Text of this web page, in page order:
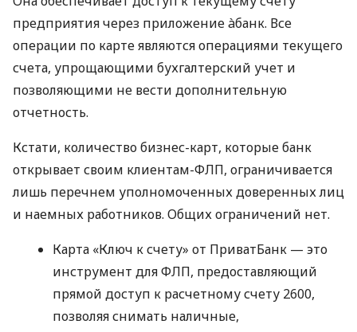
предприятия через приложение àбанк. Все
операции по карте являются операциями текущего
счета, упрощающими бухгалтерский учет и
позволяющими не вести дополнительную
отчетность.
Кстати, количество бизнес-карт, которые банк
открывает своим клиентам-ФЛП, ограничивается
лишь перечнем уполномоченных доверенных лиц
и наемных работников. Общих ограничений нет.
Карта «Ключ к счету» от ПриватБанк — это
инструмент для ФЛП, предоставляющий
прямой доступ к расчетному счету 2600,
позволяя снимать наличные,